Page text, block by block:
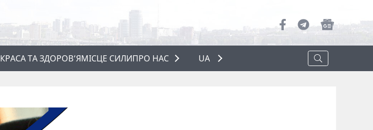
КРАСА ТА ЗДОРОВ’ЯМІСЦЕ СИЛИПРО НАС
ПРО НАС
UA